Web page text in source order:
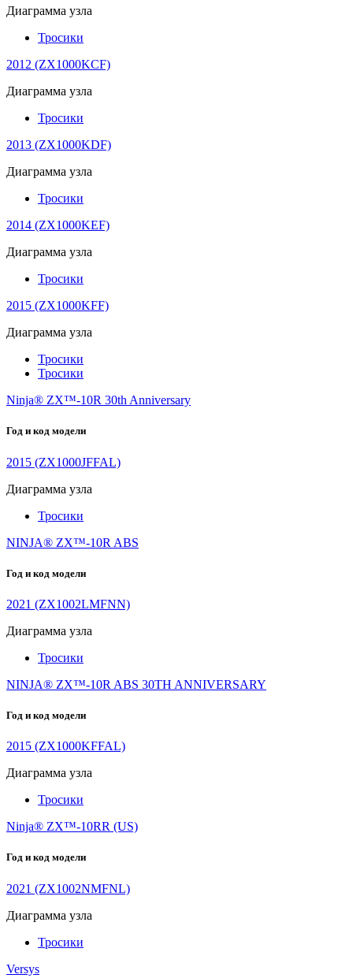
Диаграмма узла
Тросики
2012 (ZX1000KCF)
Диаграмма узла
Тросики
2013 (ZX1000KDF)
Диаграмма узла
Тросики
2014 (ZX1000KEF)
Диаграмма узла
Тросики
2015 (ZX1000KFF)
Диаграмма узла
Тросики
Тросики
Ninja® ZX™-10R 30th Anniversary
Год и код модели
2015 (ZX1000JFFAL)
Диаграмма узла
Тросики
NINJA® ZX™-10R ABS
Год и код модели
2021 (ZX1002LMFNN)
Диаграмма узла
Тросики
NINJA® ZX™-10R ABS 30TH ANNIVERSARY
Год и код модели
2015 (ZX1000KFFAL)
Диаграмма узла
Тросики
Ninja® ZX™-10RR (US)
Год и код модели
2021 (ZX1002NMFNL)
Диаграмма узла
Тросики
Versys